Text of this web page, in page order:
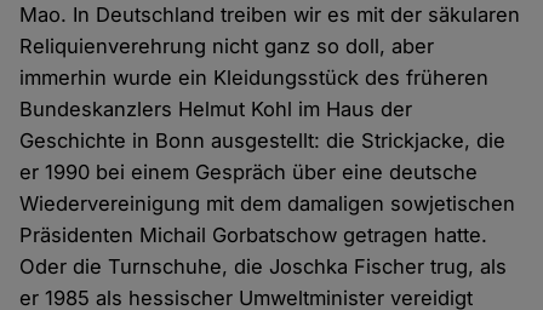
Mao. In Deutschland treiben wir es mit der säkularen
Reliquienverehrung nicht ganz so doll, aber
immerhin wurde ein Kleidungsstück des früheren
Bundeskanzlers Helmut Kohl im Haus der
Geschichte in Bonn ausgestellt: die Strickjacke, die
er 1990 bei einem Gespräch über eine deutsche
Wiedervereinigung mit dem damaligen sowjetischen
Präsidenten Michail Gorbatschow getragen hatte.
Oder die Turnschuhe, die Joschka Fischer trug, als
er 1985 als hessischer Umweltminister vereidigt